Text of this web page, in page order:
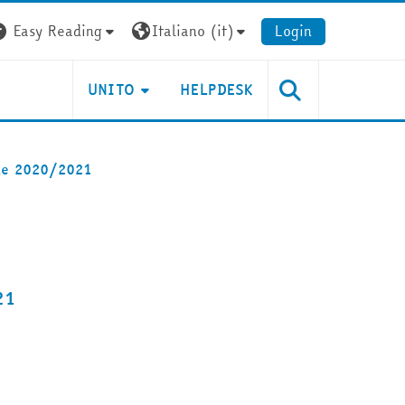
Easy Reading
Italiano ‎(it)‎ Login
UNITO HELPDESK
2020/2021